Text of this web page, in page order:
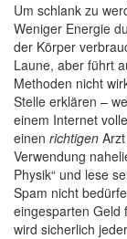
Um schlank zu
Weniger Energie
der Körper
Laune, aber führt
Methoden nicht
Stelle erklären –
einem Internet
einen richtigen
Verwendung
Physik“ und lese
Spam nicht
eingesparten Geld
wird sicherlich